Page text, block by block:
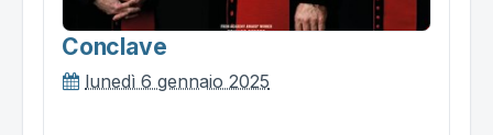
Conclave
lunedì 6 gennaio 2025